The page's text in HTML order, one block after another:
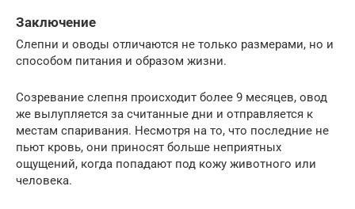
Заключение
Слепни и оводы отличаются не только размерами, но и
способом питания и образом жизни.
Созревание слепня происходит более 9 месяцев, овод
же вылупляется за считанные дни и отправляется к
местам спаривания. Несмотря на то, что последние не
пьют кровь, они приносят больше неприятных
ощущений, когда попадают под кожу животного или
человека.